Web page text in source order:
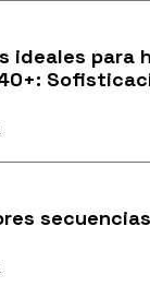
ideales para